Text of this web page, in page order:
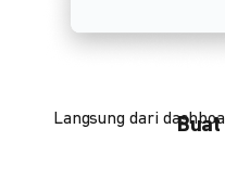
Buat
Langsung dari